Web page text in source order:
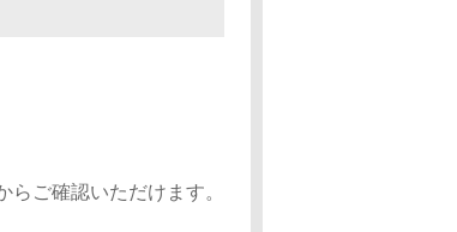
ご確認いただけます。